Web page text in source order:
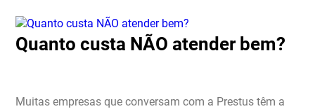
Quanto custa NÃO atender bem?
Muitas empresas que conversam com a Prestus têm a